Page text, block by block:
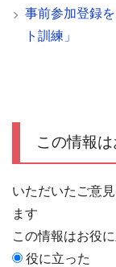
事前参加登録
ト訓練」
この情報
いただいたご意
ます
この情報はお役
役に立った